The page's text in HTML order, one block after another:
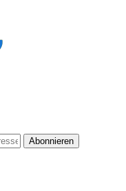
Abonnieren